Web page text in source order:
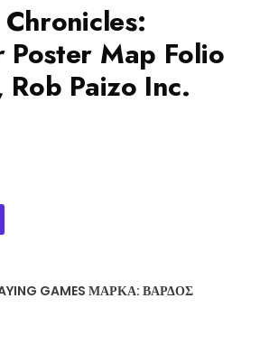
Poster Map Folio
Paizo Inc.
GAMES ΜΆΡΚΑ: ΒΆΡΔΟΣ